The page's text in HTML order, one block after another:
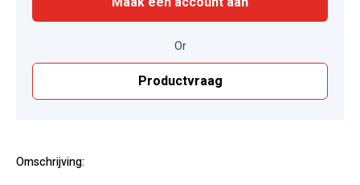
Or
Productvraag
Omschrijving: